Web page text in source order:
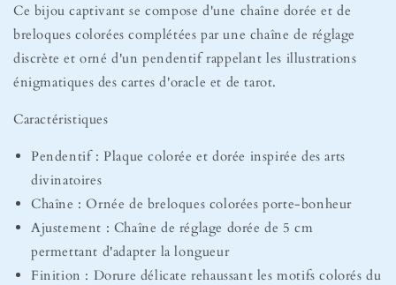
Ce bijou captivant se compose d'une chaîne dorée et de
breloques colorées complétées par une chaîne de réglage
discrète et orné d'un pendentif rappelant les illustrations
énigmatiques des cartes d'oracle et de tarot.
Caractéristiques
Pendentif : Plaque colorée et dorée inspirée des arts
divinatoires
Chaîne : Ornée de breloques colorées porte-bonheur
Ajustement : Chaîne de réglage dorée de 5 cm
permettant d'adapter la longueur
Finition : Dorure délicate rehaussant les motifs colorés du